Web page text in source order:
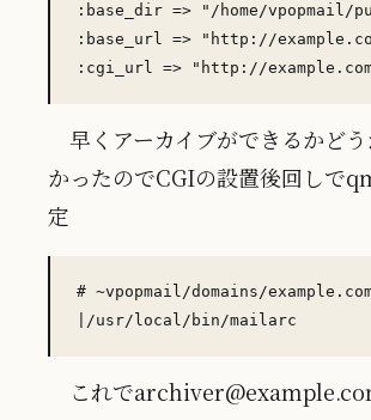
:base_dir => "/home/vpopmail/
:base_url => "http://
早くアーカイブができるかど
かったのでCGIの設置後回しで
定
# ~vpopmail/domains/
これで